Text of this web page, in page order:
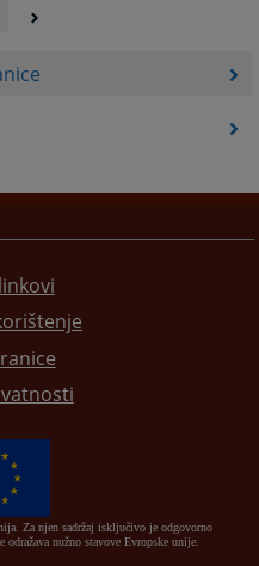
Za njen sadržaj isključivo je odgovorno
nužno stavove Evropske unije.